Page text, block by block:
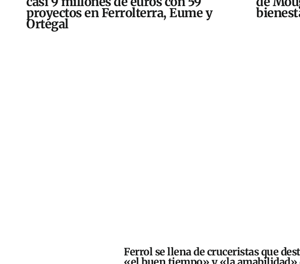
proyectos en Ferrolterra, Eume y
Ortegal
Ferrol se llena de cruceristas que